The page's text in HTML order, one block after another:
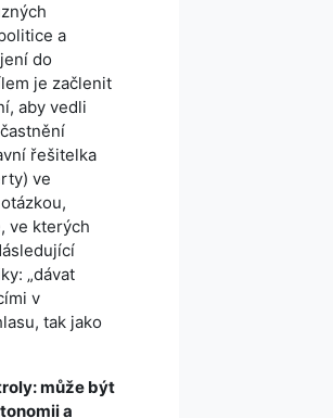
a
do
je začlenit
aby vedli
řešitelka
ve
ve kterých
„dávat
v
tak jako
může být
a